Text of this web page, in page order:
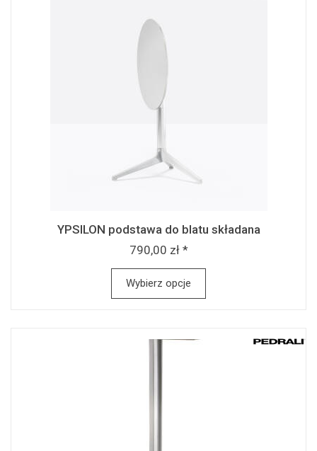
YPSILON podstawa do blatu składana
790,00 zł *
Wybierz opcje